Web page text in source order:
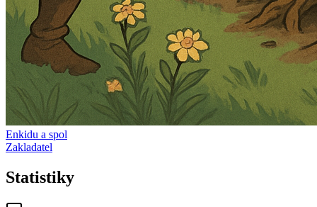
Enkidu a spol
Zakladatel
Statistiky